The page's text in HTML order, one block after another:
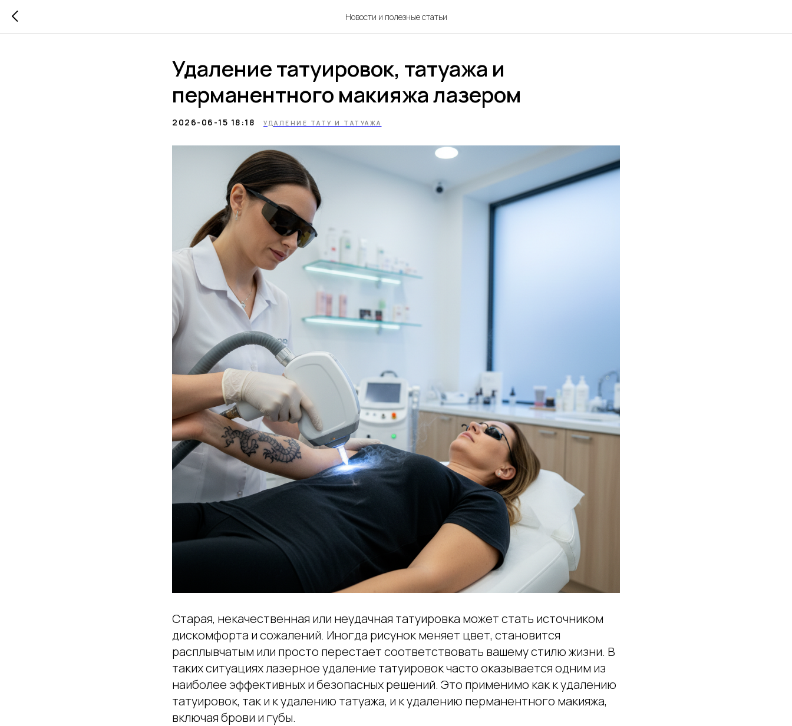
Новости и полезные статьи
Удаление татуировок, татуажа и
перманентного макияжа лазером
2026-06-15 18:18 УДАЛЕНИЕ ТАТУ И ТАТУАЖА
Старая, некачественная или неудачная татуировка может стать источником
дискомфорта и сожалений. Иногда рисунок меняет цвет, становится
расплывчатым или просто перестает соответствовать вашему стилю жизни. В
таких ситуациях лазерное удаление татуировок часто оказывается одним из
наиболее эффективных и безопасных решений. Это применимо как к удалению
татуировок, так и к удалению татуажа, и к удалению перманентного макияжа,
включая брови и губы.